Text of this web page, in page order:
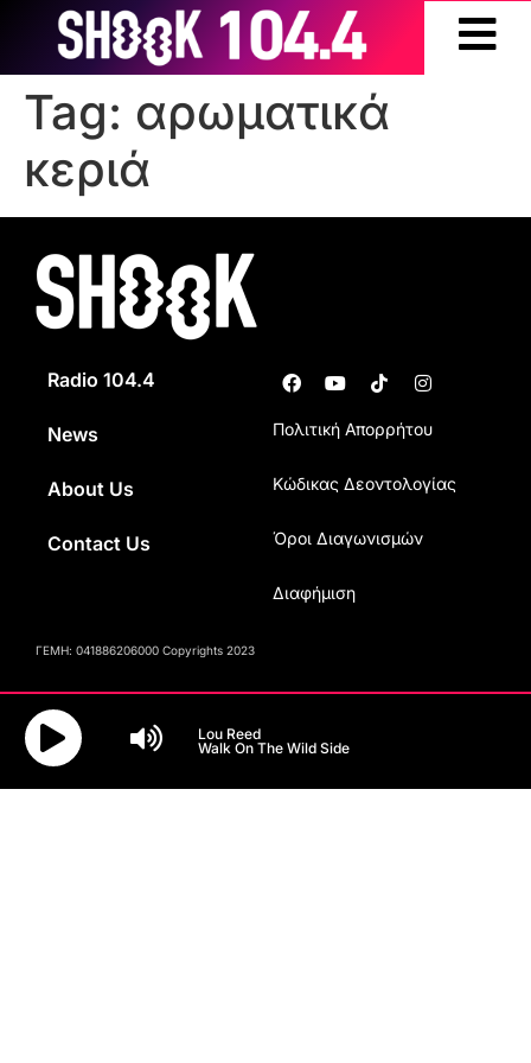
Tag: αρωματικά
κεριά
Radio 104.4
News
About Us
Contact Us
Πολιτική Απορρήτου
Κώδικας Δεοντολογίας
Όροι Διαγωνισμών
Διαφήμιση
ΓΕΜΗ: 041886206000 Copyrights 2023
Lou Reed
Walk On The Wild Side